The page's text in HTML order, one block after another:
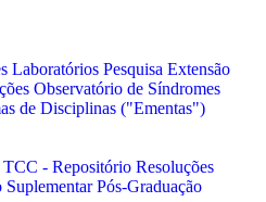
Laboratórios Pesquisa Extensão
Observatório de Síndromes
de Disciplinas ("Ementas")
TCC - Repositório Resoluções
Suplementar Pós-Graduação